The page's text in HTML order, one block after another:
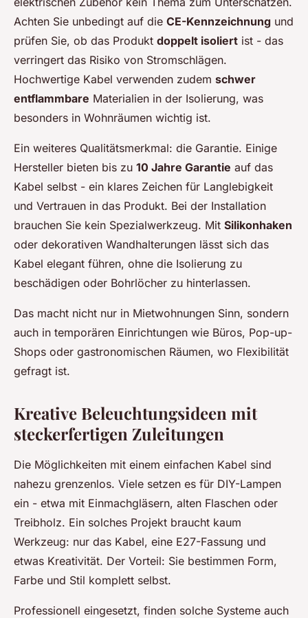
Achten Sie unbedingt auf die CE-Kennzeichnung und
prüfen Sie, ob das Produkt doppelt isoliert ist - das
verringert das Risiko von Stromschlägen.
Hochwertige Kabel verwenden zudem schwer
entflammbare Materialien in der Isolierung, was
besonders in Wohnräumen wichtig ist.
Ein weiteres Qualitätsmerkmal: die Garantie. Einige
Hersteller bieten bis zu 10 Jahre Garantie auf das
Kabel selbst - ein klares Zeichen für Langlebigkeit
und Vertrauen in das Produkt. Bei der Installation
brauchen Sie kein Spezialwerkzeug. Mit Silikonhaken
oder dekorativen Wandhalterungen lässt sich das
Kabel elegant führen, ohne die Isolierung zu
beschädigen oder Bohrlöcher zu hinterlassen.
Das macht nicht nur in Mietwohnungen Sinn, sondern
auch in temporären Einrichtungen wie Büros, Pop-up-
Shops oder gastronomischen Räumen, wo Flexibilität
gefragt ist.
Kreative Beleuchtungsideen mit
steckerfertigen Zuleitungen
Die Möglichkeiten mit einem einfachen Kabel sind
nahezu grenzenlos. Viele setzen es für DIY-Lampen
ein - etwa mit Einmachgläsern, alten Flaschen oder
Treibholz. Ein solches Projekt braucht kaum
Werkzeug: nur das Kabel, eine E27-Fassung und
etwas Kreativität. Der Vorteil: Sie bestimmen Form,
Farbe und Stil komplett selbst.
Professionell eingesetzt, finden solche Systeme auch